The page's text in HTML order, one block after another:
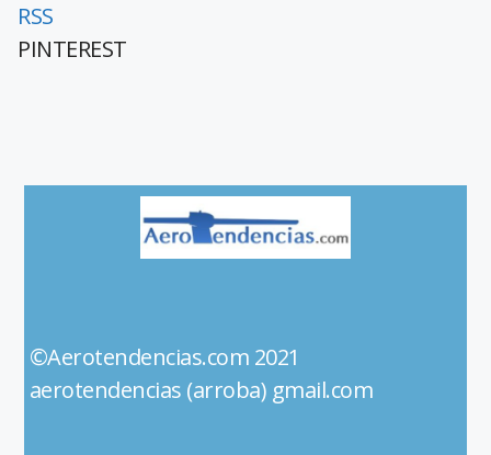
RSS
PINTEREST
©Aerotendencias.com 2021
aerotendencias (arroba) gmail.com